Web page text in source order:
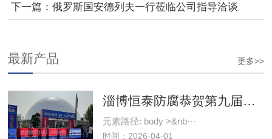
下一篇： 俄罗斯国安德列夫一行莅临公司指导洽谈
更多>>
最新产品
淄博恒泰防腐恭贺第九届中国化工级木装备展览会成功举办
元素路径: body >&nb···
时间：2026-04-01